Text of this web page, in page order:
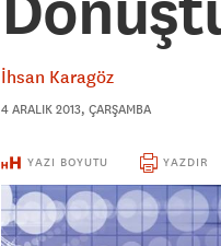
İhsan Karagöz
4 ARALIK 2013, ÇARŞAMBA
YAZI BOYUTU YAZDIR